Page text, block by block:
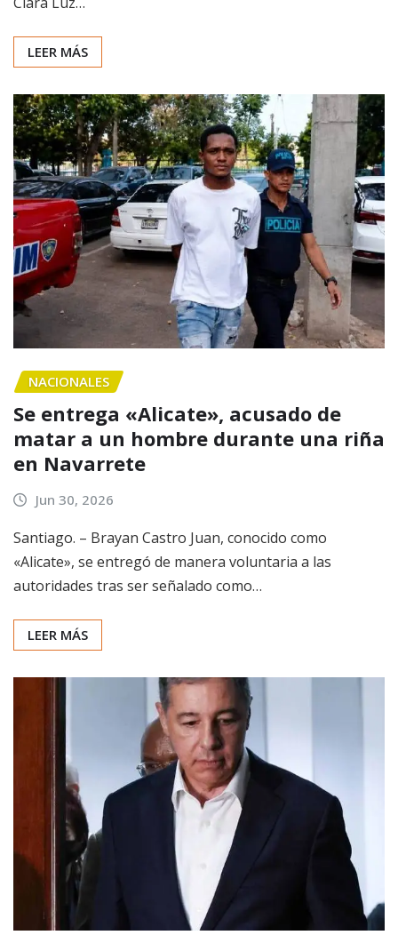
LEER MÁS
NACIONALES
Se entrega «Alicate», acusado de
matar a un hombre durante una riña
en Navarrete
Jun 30, 2026
Santiago. – Brayan Castro Juan, conocido como
«Alicate», se entregó de manera voluntaria a las
autoridades tras ser señalado como…
LEER MÁS